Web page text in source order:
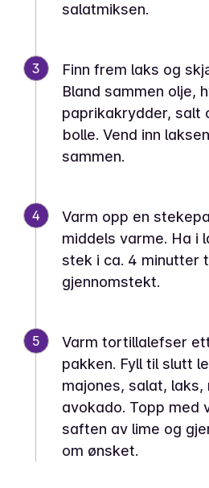
salatmiksen.
3
Finn frem laks og
Bland sammen olje,
paprikakrydder, salt
bolle. Vend inn
sammen.
4
Varm opp en
middels varme. Ha i
stek i ca. 4 minutter
gjennomstekt.
5
Varm tortillalefser
pakken. Fyll til slutt
majones, salat, laks,
avokado. Topp med
saften av lime og
om ønsket.